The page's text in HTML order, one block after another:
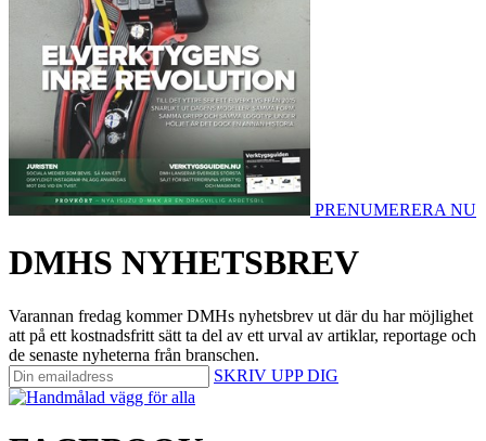
PRENUMERERA NU
DMHS NYHETSBREV
Varannan fredag kommer DMHs nyhetsbrev ut där du har möjlighet
att på ett kostnadsfritt sätt ta del av ett urval av artiklar, reportage och
de senaste nyheterna från branschen.
SKRIV UPP DIG